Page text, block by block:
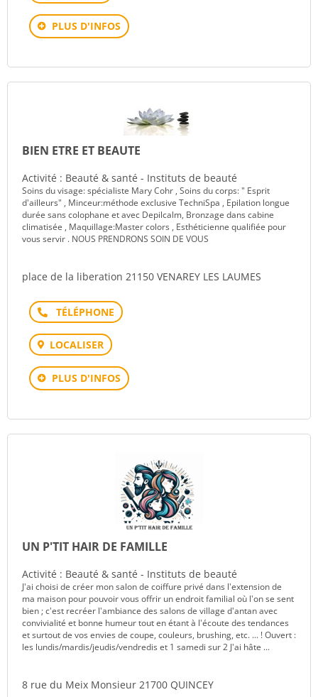
PLUS D'INFOS
BIEN ETRE ET BEAUTE
Activité : Beauté & santé - Instituts de beauté
Soins du visage: spécialiste Mary Cohr , Soins du corps: " Esprit
d'ailleurs" , Minceur:méthode exclusive TechniSpa , Epilation longue
durée sans colophane et avec Depilcalm, Bronzage dans cabine
climatisée , Maquillage:Master colors , Esthéticienne qualifiée pour
vous servir . NOUS PRENDRONS SOIN DE VOUS
place de la liberation 21150 VENAREY LES LAUMES
Téléphone
LOCALISER
PLUS D'INFOS
UN P'TIT HAIR DE FAMILLE
Activité : Beauté & santé - Instituts de beauté
J'ai choisi de créer mon salon de coiffure privé dans l'extension de
ma maison pour pouvoir vous offrir un endroit familial où l'on se sent
bien ; c'est recréer l'ambiance des salons de village d'antan avec
convivialité et bonne humeur tout en étant à l'écoute des tendances
et surtout de vos envies de coupe, couleurs, brushing, etc. ... ! Ouvert :
les lundis/mardis/jeudis/vendredis et 1 samedi sur 2 J'ai hâte ...
8 rue du Meix Monsieur 21700 QUINCEY